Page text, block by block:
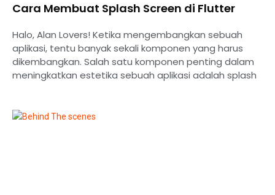
Cara Membuat Splash Screen di Flutter
Halo, Alan Lovers! Ketika mengembangkan sebuah
aplikasi, tentu banyak sekali komponen yang harus
dikembangkan. Salah satu komponen penting dalam
meningkatkan estetika sebuah aplikasi adalah splash